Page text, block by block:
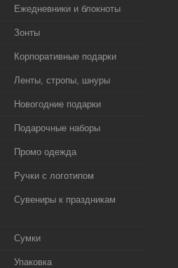
Ежедневники и блокноты
Зонты
Корпоративные подарки
Ленты, стропы, шнуры
Новогодние подарки
Подарочные наборы
Промо одежда
Ручки с логотипом
Сувениры к праздникам
Сумки
Упаковка